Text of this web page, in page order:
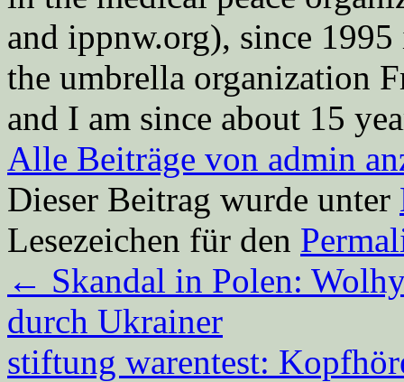
and ippnw.org), since
the umbrella organization
and I am since about 15
Alle Beiträge von admin
Dieser Beitrag wurde unter
Lesezeichen für den
← Skandal in Polen:
durch Ukrainer
stiftung warentest: